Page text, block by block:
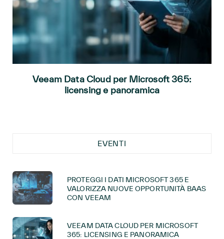
Veeam Data Cloud per Microsoft 365:
licensing e panoramica
EVENTI
PROTEGGI I DATI MICROSOFT 365 E
VALORIZZA NUOVE OPPORTUNITÀ BAAS
CON VEEAM
VEEAM DATA CLOUD PER MICROSOFT
365: LICENSING E PANORAMICA